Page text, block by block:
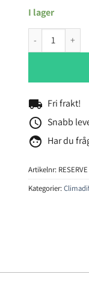
I lager
Climadiff
local_shipping Fri frakt!
access_time Snabb
face Har du
Artikelnr:
Kategorier: